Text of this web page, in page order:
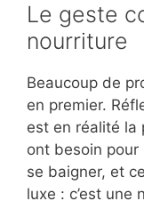
Le geste
nourriture
Beaucoup de
en premier.
est en réalité la
ont besoin
se baigner, et
luxe : c’est une